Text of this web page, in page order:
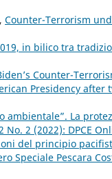
Counter-Terrorism
in bilico tra
Counter-
Presidency
ambientale”. La
No. 2 (2022): DPCE
del principio
Speciale Pescara